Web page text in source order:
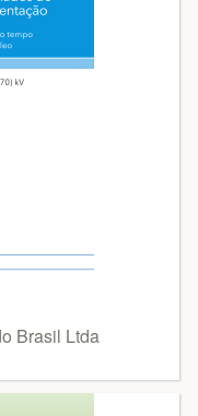
Brasil Ltda